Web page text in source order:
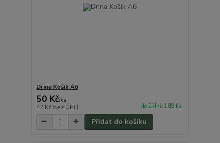
Drina Košík A6
50 Kč/ks
42 Kč bez DPH do 2 dnů 189 ks
Přidat do košíku